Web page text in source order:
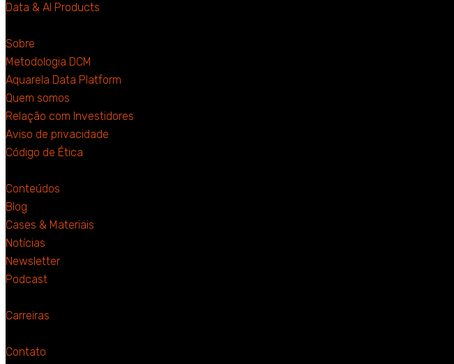
Data & AI Products
Sobre
Metodologia DCM
Aquarela Data Platform
Quem somos
Relação com Investidores
Aviso de privacidade
Código de Ética
Conteúdos
Blog
Cases & Materiais
Notícias
Newsletter
Podcast
Carreiras
Contato